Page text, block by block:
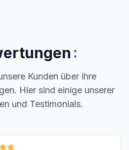
:
Kunden über ihre
Hier sind einige unserer
und Testimonials.